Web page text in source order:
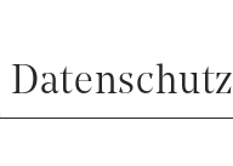
Datenschutz